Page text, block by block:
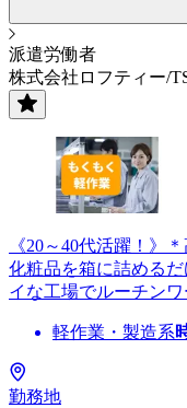
派遣労働者
株式会社ロフティー/
《20～40代活躍！》
化粧品を箱に詰める
イな工場でルーチンワ
軽作業・製造系
勤務地